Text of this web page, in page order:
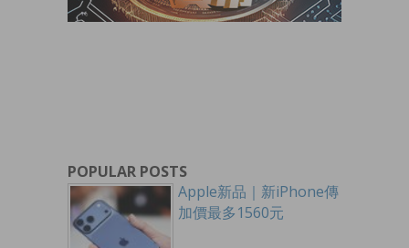
POPULAR POSTS
Apple新品｜新iPhone傳
加價最多1560元